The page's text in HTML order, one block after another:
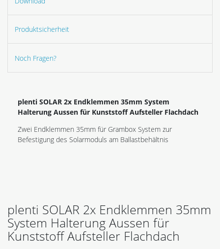
Produktsicherheit
Noch Fragen?
plenti SOLAR 2x Endklemmen 35mm System
Halterung Aussen für Kunststoff Aufsteller Flachdach
Zwei Endklemmen 35mm für Grambox System zur
Befestigung des Solarmoduls am Ballastbehältnis
plenti SOLAR 2x Endklemmen 35mm
System Halterung Aussen für
Kunststoff Aufsteller Flachdach